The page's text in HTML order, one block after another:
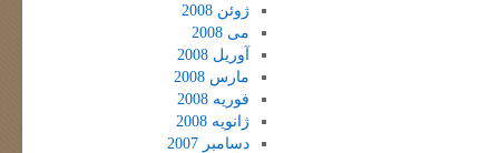
ژوئن 2008
می 2008
آوریل 2008
مارس 2008
فوریه 2008
ژانویه 2008
دسامبر 2007